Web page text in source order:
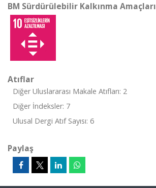
BM Sürdürülebilir Kalkınma Amaçları
Atıflar
Diğer Uluslararası Makale Atıfları: 2
Diğer İndeksler: 7
Ulusal Dergi Atıf Sayısı: 6
Paylaş